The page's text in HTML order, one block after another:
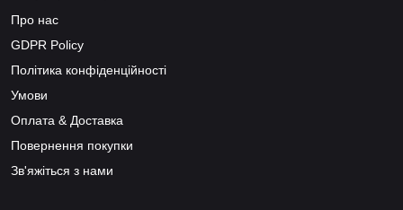
Про нас
GDPR Policy
Політика конфіденційності
Умови
Оплата & Доставка
Повернення покупки
Зв'яжіться з нами